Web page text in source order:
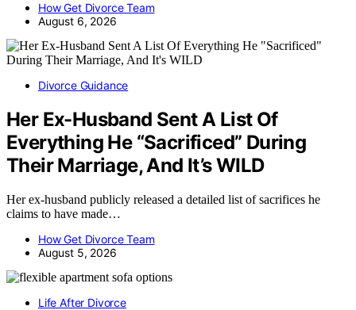
How Get Divorce Team
August 6, 2026
Divorce Guidance
Her Ex-Husband Sent A List Of
Everything He “Sacrificed” During
Their Marriage, And It’s WILD
Her ex-husband publicly released a detailed list of sacrifices he
claims to have made…
How Get Divorce Team
August 5, 2026
Life After Divorce